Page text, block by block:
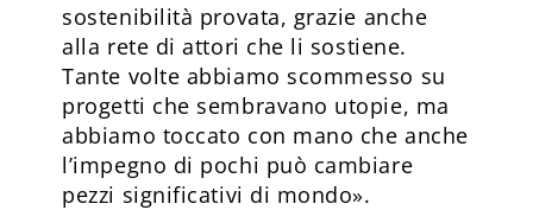
sostenibilità provata, grazie anche
alla rete di attori che li sostiene.
Tante volte abbiamo scommesso su
progetti che sembravano utopie, ma
abbiamo toccato con mano che anche
l’impegno di pochi può cambiare
pezzi significativi di mondo».